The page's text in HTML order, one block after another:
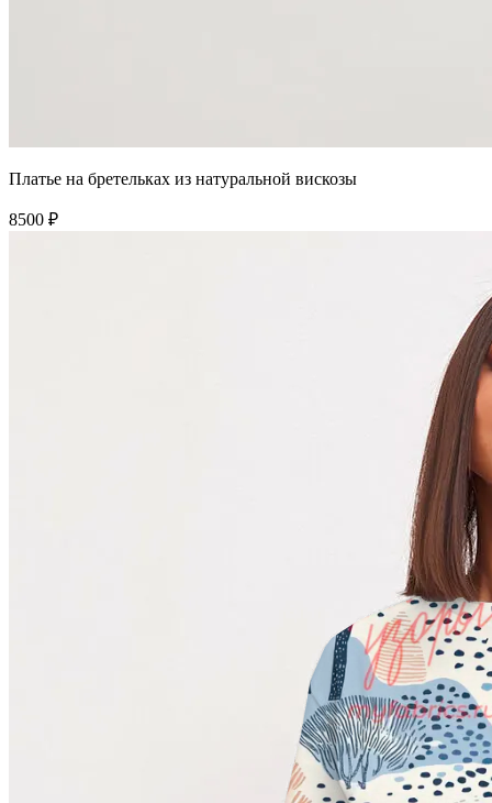
Платье на бретельках из натуральной вискозы
8500 ₽